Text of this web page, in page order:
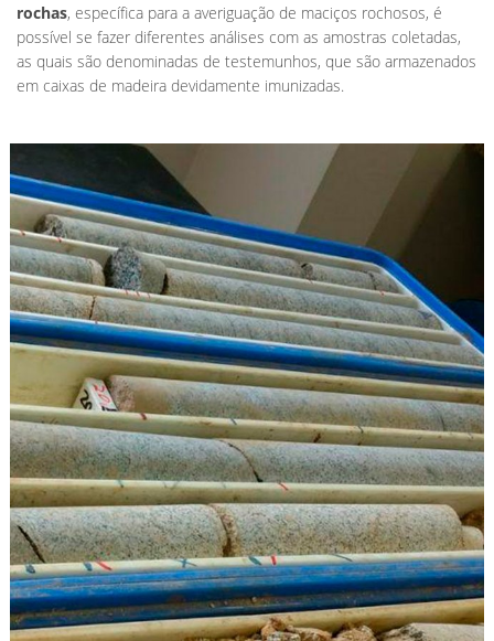
rochas, específica para a averiguação de maciços rochosos, é
possível se fazer diferentes análises com as amostras coletadas,
as quais são denominadas de testemunhos, que são armazenados
em caixas de madeira devidamente imunizadas.